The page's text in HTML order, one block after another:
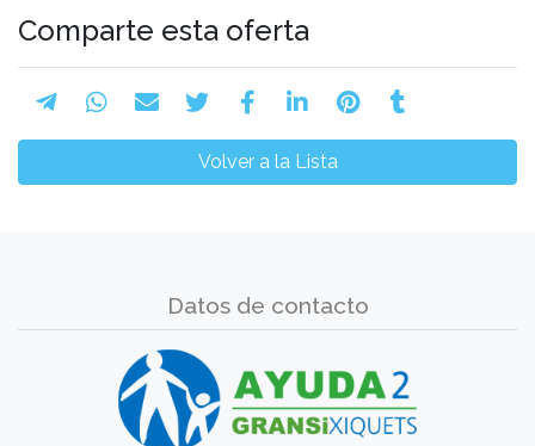
Comparte esta oferta
Volver a la Lista
Datos de contacto